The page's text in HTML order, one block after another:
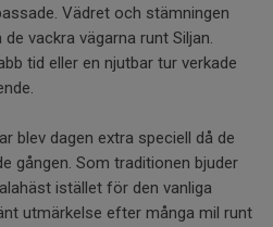
Vädret och stämningen
vackra vägarna runt Siljan.
tid eller en njutbar tur verkade
blev dagen extra speciell då de
gången. Som traditionen bjuder
istället för den vanliga
utmärkelse efter många mil runt